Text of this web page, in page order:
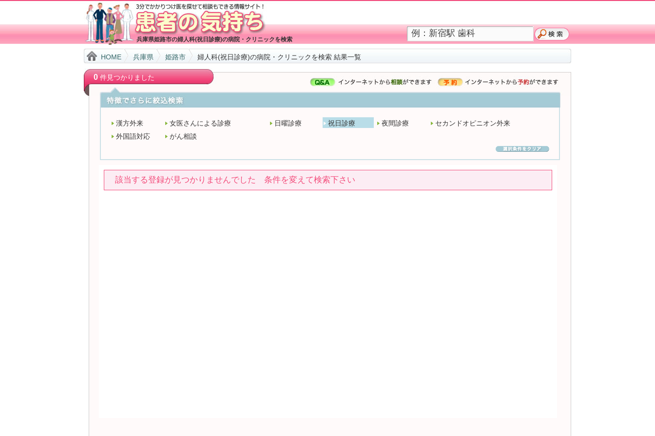
兵庫県姫路市の婦人科(祝日診療)の病院・クリニックを検索
HOME 兵庫県 姫路市 婦人科(祝日診療)の病院・クリニックを検索 結果一覧
0件見つかりました
漢方外来 女医さんによる診療 日曜診療 祝日診療 夜間診療
セカンドオピニオン外来
外国語対応
がん相談
該当する登録が見つかりませんでした 条件を変えて検索下さい